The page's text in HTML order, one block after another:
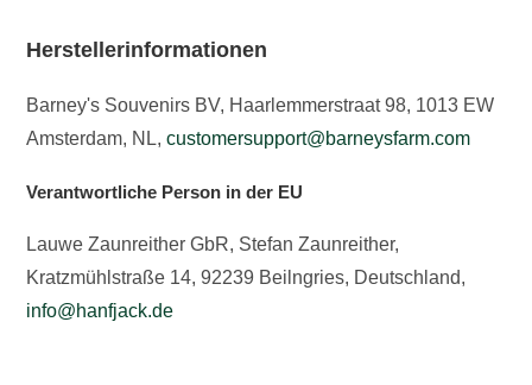
Herstellerinformationen
Barney's Souvenirs BV, Haarlemmerstraat 98, 1013 EW
Amsterdam, NL,customersupport@barneysfarm.com
Verantwortliche Person in der EU
Lauwe Zaunreither GbR, Stefan Zaunreither,
Kratzmühlstraße 14, 92239 Beilngries, Deutschland,
info@hanfjack.de